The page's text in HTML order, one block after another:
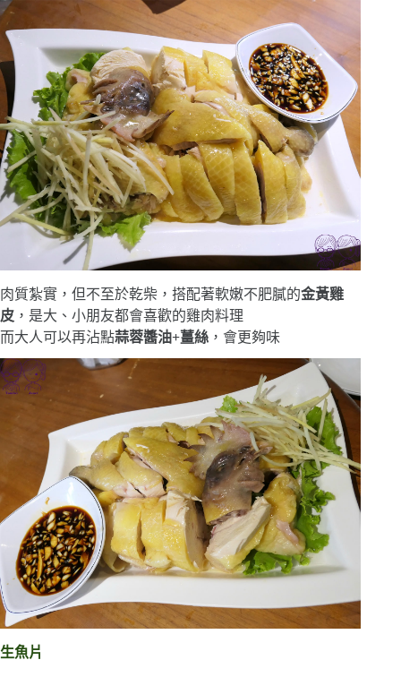
肉質紮實，但不至於乾柴，搭配著軟嫩不肥膩的金黃雞
皮 ，是大、小朋友都會喜歡的雞肉料理
而大人可以再沾點蒜蓉醬油+薑絲 ，會更夠味
生魚片